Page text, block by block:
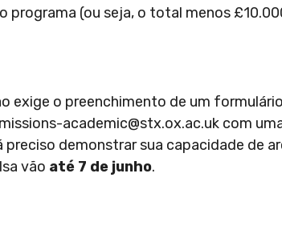
programa (ou seja, o total menos
exige o preenchimento de um
academic@stx.ox.ac.uk com
preciso demonstrar sua capacidade de
vão até 7 de junho.